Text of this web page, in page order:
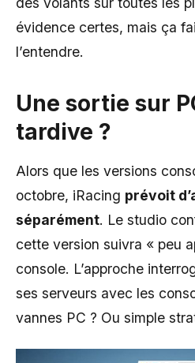
évidence certes, mais ça
l’entendre.
Une sortie sur
tardive ?
Alors que les versions
octobre, iRacing prévoit
séparément. Le studio
cette version suivra « peu
console. L’approche
ses serveurs avec les
vannes PC ? Ou simple